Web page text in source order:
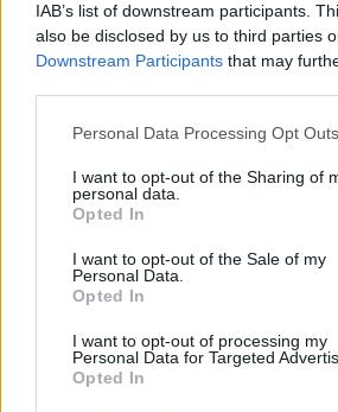
IAB’s list of downstream participants.
also be disclosed by us to third parties
Downstream Participants that may
Personal Data Processing Opt Outs
I want to opt-out of the Sharing of
personal data.
Opted In
I want to opt-out of the Sale of my
Personal Data.
Opted In
I want to opt-out of processing my
Personal Data for Targeted
Opted In